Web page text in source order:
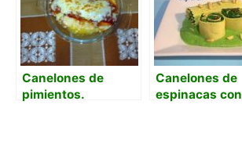
Canelones de
pimientos.
Canelones de
espinacas con